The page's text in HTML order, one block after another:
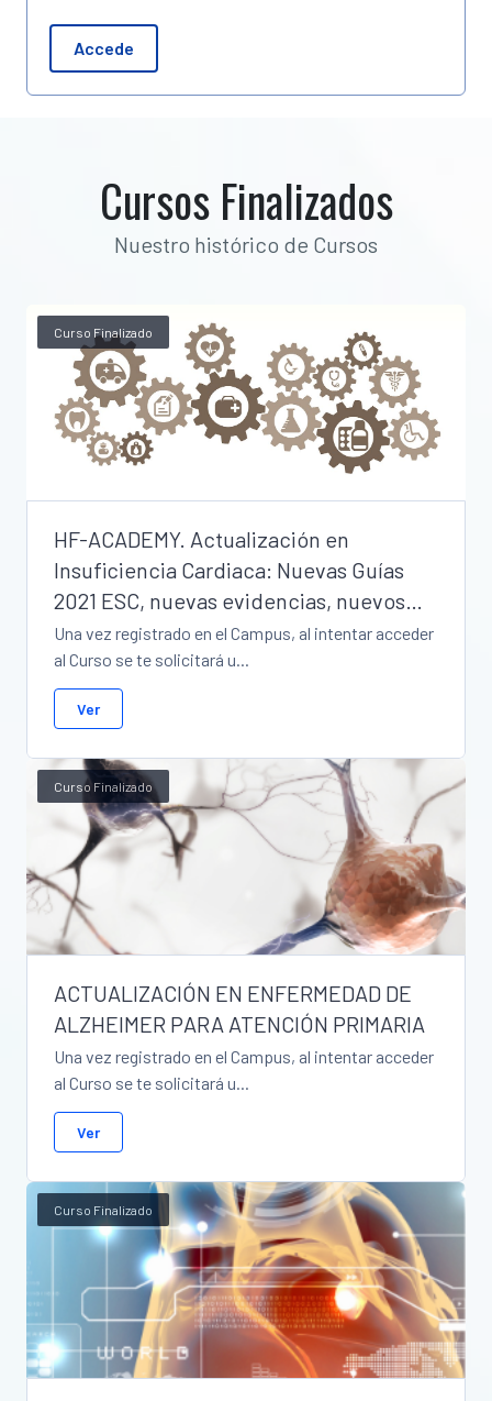
Accede
Cursos Finalizados
Nuestro histórico de Cursos
Curso Finalizado
HF-ACADEMY. Actualización en
Insuficiencia Cardiaca: Nuevas Guías
2021 ESC, nuevas evidencias, nuevos
retos
Una vez registrado en el Campus, al intentar acceder
al Curso se te solicitará u...
Ver
Curso Finalizado
ACTUALIZACIÓN EN ENFERMEDAD DE
ALZHEIMER PARA ATENCIÓN PRIMARIA
Una vez registrado en el Campus, al intentar acceder
al Curso se te solicitará u...
Ver
Curso Finalizado